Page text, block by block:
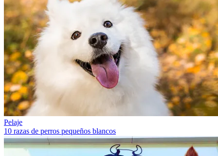
Pelaje
10 razas de perros pequeños blancos